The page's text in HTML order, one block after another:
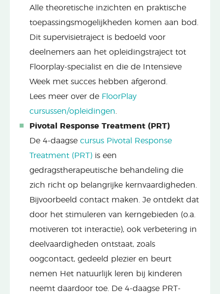
Alle theoretische inzichten en praktische
toepassingsmogelijkheden komen aan bod.
Dit supervisietraject is bedoeld voor
deelnemers aan het opleidingstraject tot
Floorplay-specialist en die de Intensieve
Week met succes hebben afgerond.
Lees meer over de FloorPlay
cursussen/opleidingen
Pivotal Response Treatment (PRT)
De 4-daagse cursus Pivotal Response
Treatment (PRT) is een
gedragstherapeutische behandeling die
zich richt op belangrijke kernvaardigheden.
Bijvoorbeeld contact maken. Je ontdekt dat
door het stimuleren van kerngebieden (o.a.
motiveren tot interactie), ook verbetering in
deelvaardigheden ontstaat, zoals
oogcontact, gedeeld plezier en beurt
nemen Het natuurlijk leren bij kinderen
neemt daardoor toe. De 4-daagse PRT-